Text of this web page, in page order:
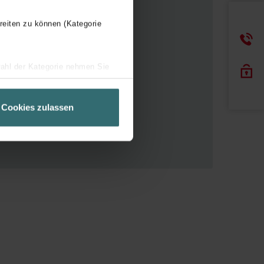
zu können (Kategorie
der Kategorie nehmen Sie
Informationen
über einen Link in der
Cookies zulassen
pour les familles